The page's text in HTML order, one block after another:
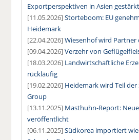
Exportperspektiven in Asien gestärkt
[11.05.2026]Storteboom: EU
Heidemark
[22.04.2026]Wiesenhof wird Partner
[09.04.2026]Verzehr von
[18.03.2026] Landwirtschaftliche
rückläufig
[19.02.2026] Heidemark wird Teil
Group
[13.11.2025] Masthuhn-Report:
veröffentlicht
[06.11.2025]Südkorea importiert